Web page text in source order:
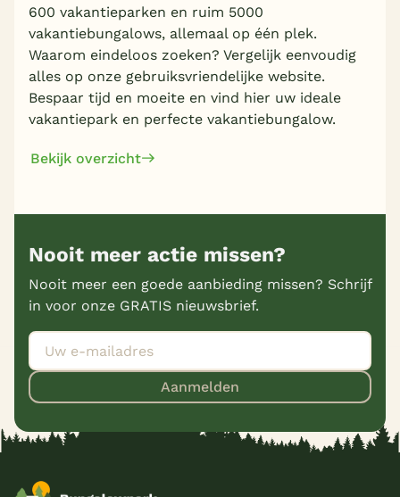
600 vakantieparken en ruim 5000
vakantiebungalows, allemaal op één plek.
Waarom eindeloos zoeken? Vergelijk eenvoudig
alles op onze gebruiksvriendelijke website.
Bespaar tijd en moeite en vind hier uw ideale
vakantiepark en perfecte vakantiebungalow.
Bekijk overzicht
Nooit meer actie missen?
Nooit meer een goede aanbieding missen? Schrijf
in voor onze GRATIS nieuwsbrief.
Aanmelden